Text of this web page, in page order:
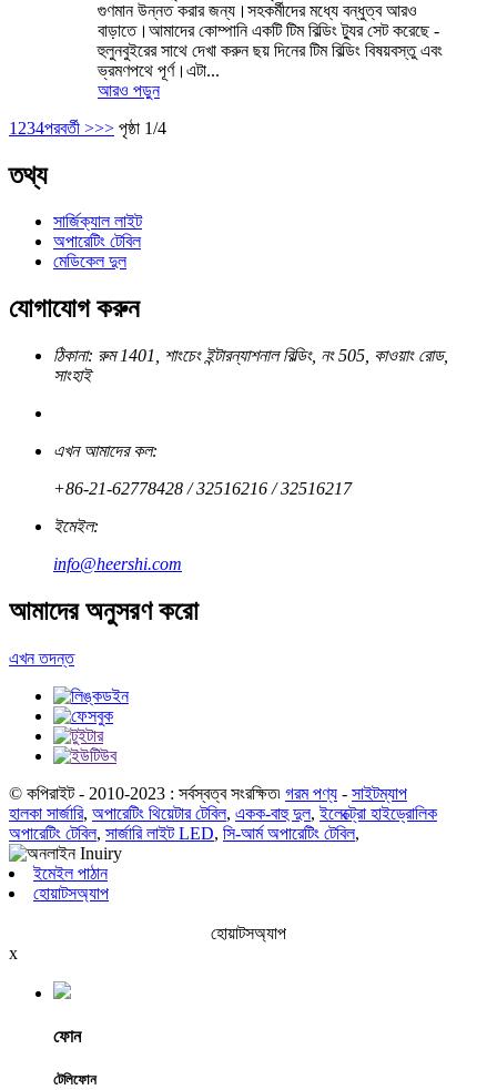
গুণমান উন্নত করার জন্য।সহকর্মীদের মধ্যে বন্ধুত্ব আরও
বাড়াতে।আমাদের কোম্পানি একটি টিম বিল্ডিং ট্যুর সেট করেছে -
হুলুনবুইরের সাথে দেখা করুন ছয় দিনের টিম বিল্ডিং বিষয়বস্তু এবং
ভ্রমণপথে পূর্ণ।এটা...
আরও পড়ুন
1 234পরবর্তী >>> পৃষ্ঠা 1/4
তথ্য
সার্জিক্যাল লাইট
অপারেটিং টেবিল
মেডিকেল দুল
যোগাযোগ করুন
ঠিকানা: রুম 1401, শাংচেং ইন্টারন্যাশনাল বিল্ডিং, নং 505, কাওয়াং রোড,
সাংহাই
এখন আমাদের কল:
+86-21-62778428 / 32516216 / 32516217
ইমেইল:
info@heershi.com
আমাদের অনুসরণ করো
এখন তদন্ত
© কপিরাইট - 2010-2023 : সর্বস্বত্ব সংরক্ষিত৷ গরম পণ্য - সাইটম্যাপ
হালকা সার্জারি, অপারেটিং থিয়েটার টেবিল, একক-বাহু দুল,ইলেক্ট্রো হাইড্রোলিক
অপারেটিং টেবিল, সার্জারি লাইট LED, সি-আর্ম অপারেটিং টেবিল,
ইমেইল পাঠান
হোয়াটসঅ্যাপ
হোয়াটসঅ্যাপ
x
ফোন
টেলিফোন